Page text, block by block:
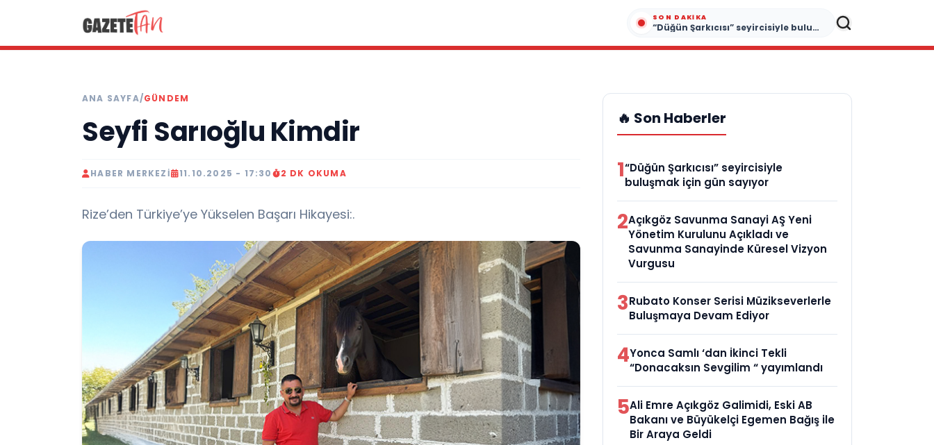
SON DAKIKA
“Düğün Şarkıcısı” seyircisiyle buluşmak için gün sayıyor
ANA SAYFA/GÜNDEM
Seyfi Sarıoğlu Kimdir
HABER MERKEZI 11.10.2025 - 17:30 2 DK OKUMA
Rize’den Türkiye’ye Yükselen Başarı Hikayesi:.
🔥 Son Haberler
1“Düğün Şarkıcısı” seyircisiyle
buluşmak için gün sayıyor
2Açıkgöz Savunma Sanayi AŞ Yeni
Yönetim Kurulunu Açıkladı ve
Savunma Sanayinde Küresel Vizyon
Vurgusu
3Rubato Konser Serisi Müzikseverlerle
Buluşmaya Devam Ediyor
4Yonca Samlı ‘dan İkinci Tekli
“Donacaksın Sevgilim “ yayımlandı
5Ali Emre Açıkgöz Galimidi, Eski AB
Bakanı ve Büyükelçi Egemen Bağış ile
Bir Araya Geldi